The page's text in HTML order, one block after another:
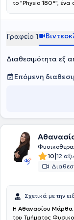
το "Physio 180°",
αποκατάσταση
φυσικοθεραπεία,
κινητοποίησης,
ασθενούς.Ο
επάνοδός σας στις
δραστηριότητες,
Γραφείο 1
Διαθεσιμότητα εξ
Επόμενη
10|12
Σχετικά με την
Η Αθανασίου Μάρθα
του Τμήματος